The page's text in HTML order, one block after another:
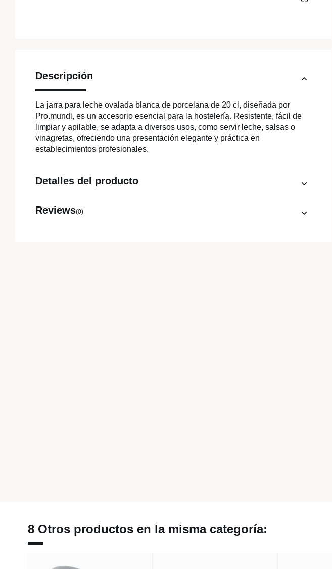
Descripción
La jarra para leche ovalada blanca de porcelana de 20 cl, diseñada por
Pro.mundi, es un accesorio esencial para la hostelería. Resistente, fácil de
limpiar y apilable, se adapta a diversos usos, como servir leche, salsas o
vinagretas, ofreciendo una presentación elegante y práctica en
establecimientos profesionales.
Detalles del producto
Reviews(0)
8 Otros productos en la misma categoría: